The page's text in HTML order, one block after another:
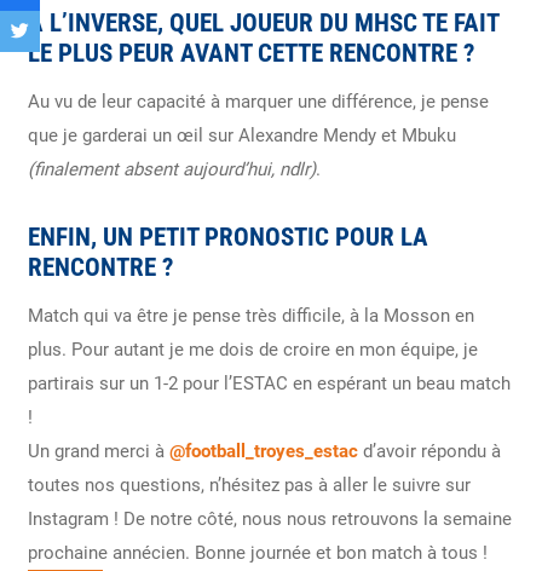
À L’INVERSE, QUEL JOUEUR DU MHSC TE FAIT
LE PLUS PEUR AVANT CETTE RENCONTRE ?
Au vu de leur capacité à marquer une différence, je pense
que je garderai un œil sur Alexandre Mendy et Mbuku
(finalement absent aujourd’hui, ndlr).
ENFIN, UN PETIT PRONOSTIC POUR LA
RENCONTRE ?
Match qui va être je pense très difficile, à la Mosson en
plus. Pour autant je me dois de croire en mon équipe, je
partirais sur un 1-2 pour l’ESTAC en espérant un beau match
!
Un grand merci à @football_troyes_estacd’avoir répondu à
toutes nos questions, n’hésitez pas à aller le suivre sur
Instagram ! De notre côté, nous nous retrouvons la semaine
prochaine annécien. Bonne journée et bon match à tous !